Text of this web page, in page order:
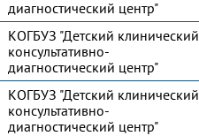
диагностический центр"
КОГБУЗ "Детский клинический
консультативно-
диагностический центр"
КОГБУЗ "Детский клинический
консультативно-
диагностический центр"